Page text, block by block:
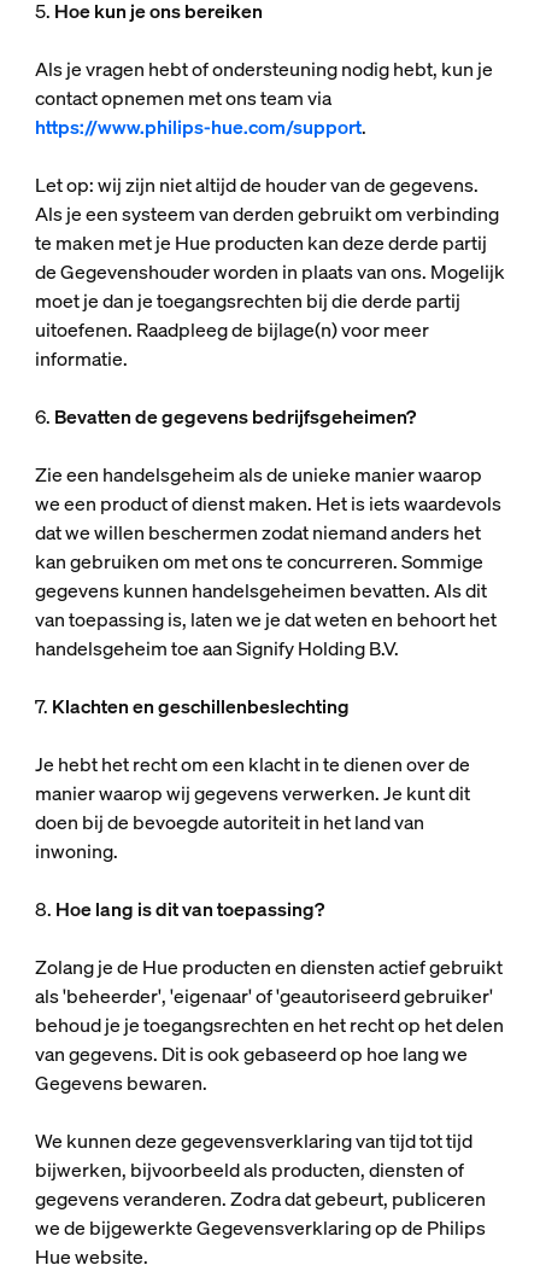
5. Hoe kun je ons bereiken
Als je vragen hebt of ondersteuning nodig hebt, kun je
contact opnemen met ons team via
https://www.philips-hue.com/support.
Let op: wij zijn niet altijd de houder van de gegevens.
Als je een systeem van derden gebruikt om verbinding
te maken met je Hue producten kan deze derde partij
de Gegevenshouder worden in plaats van ons. Mogelijk
moet je dan je toegangsrechten bij die derde partij
uitoefenen. Raadpleeg de bijlage(n) voor meer
informatie.
6. Bevatten de gegevens bedrijfsgeheimen?
Zie een handelsgeheim als de unieke manier waarop
we een product of dienst maken. Het is iets waardevols
dat we willen beschermen zodat niemand anders het
kan gebruiken om met ons te concurreren. Sommige
gegevens kunnen handelsgeheimen bevatten. Als dit
van toepassing is, laten we je dat weten en behoort het
handelsgeheim toe aan Signify Holding B.V.
7. Klachten en geschillenbeslechting
Je hebt het recht om een klacht in te dienen over de
manier waarop wij gegevens verwerken. Je kunt dit
doen bij de bevoegde autoriteit in het land van
inwoning.
8. Hoe lang is dit van toepassing?
Zolang je de Hue producten en diensten actief gebruikt
als 'beheerder', 'eigenaar' of 'geautoriseerd gebruiker'
behoud je je toegangsrechten en het recht op het delen
van gegevens. Dit is ook gebaseerd op hoe lang we
Gegevens bewaren.
We kunnen deze gegevensverklaring van tijd tot tijd
bijwerken, bijvoorbeeld als producten, diensten of
gegevens veranderen. Zodra dat gebeurt, publiceren
we de bijgewerkte Gegevensverklaring op de Philips
Hue website.